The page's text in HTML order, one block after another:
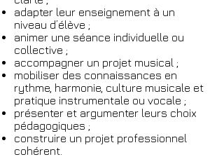
adapter leur enseignement à un
niveau d’élève ;
animer une séance individuelle ou
collective ;
accompagner un projet musical ;
mobiliser des connaissances en
rythme, harmonie, culture musicale et
pratique instrumentale ou vocale ;
présenter et argumenter leurs choix
pédagogiques ;
construire un projet professionnel
cohérent.